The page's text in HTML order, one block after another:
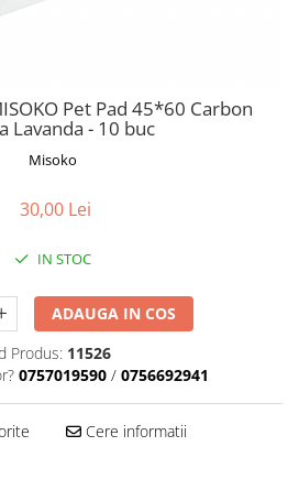
Pet Pad 45*60 Carbon
Lavanda - 10 buc
Misoko
30,00 Lei
IN STOC
ADAUGA IN COS
Produs: 11526
0757019590 / 0756692941
Cere informatii